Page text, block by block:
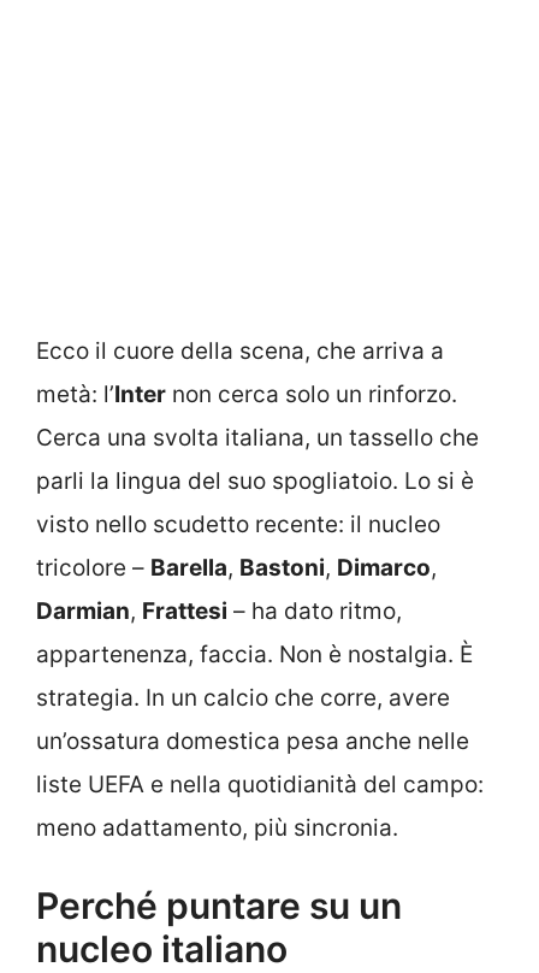
Ecco il cuore della scena, che arriva a
metà: l’Inter non cerca solo un rinforzo.
Cerca una svolta italiana, un tassello che
parli la lingua del suo spogliatoio. Lo si è
visto nello scudetto recente: il nucleo
tricolore – Barella, Bastoni, Dimarco,
Darmian, Frattesi – ha dato ritmo,
appartenenza, faccia. Non è nostalgia. È
strategia. In un calcio che corre, avere
un’ossatura domestica pesa anche nelle
liste UEFA e nella quotidianità del campo:
meno adattamento, più sincronia.
Perché puntare su un
nucleo italiano